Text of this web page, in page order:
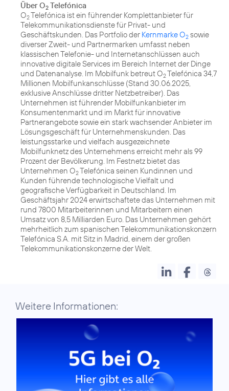
Über O2 Telefónica
O2Telefónica ist ein führender Komplettanbieter für
Telekommunikationsdienste für Privat- und
Geschäftskunden. Das Portfolio der Kernmarke O2 sowie
diverser Zweit- und Partnermarken umfasst neben
klassischen Telefonie- und Internetanschlüssen auch
innovative digitale Services im Bereich Internet der Dinge
und Datenanalyse. Im Mobilfunk betreut O2Telefónica 34,7
Millionen Mobilfunkanschlüsse (Stand 30.06.2025,
exklusive Anschlüsse dritter Netzbetreiber). Das
Unternehmen ist führender Mobilfunkanbieter im
Konsumentenmarkt und im Markt für innovative
Partnerangebote sowie ein stark wachsender Anbieter im
Lösungsgeschäft für Unternehmenskunden. Das
leistungsstarke und vielfach ausgezeichnete
Mobilfunknetz des Unternehmens erreicht mehr als 99
Prozent der Bevölkerung. Im Festnetz bietet das
Unternehmen O2Telefónica seinen Kundinnen und
Kunden führende technologische Vielfalt und
geografische Verfügbarkeit in Deutschland. Im
Geschäftsjahr 2024 erwirtschaftete das Unternehmen mit
rund 7800 Mitarbeiterinnen und Mitarbeitern einen
Umsatz von 8,5 Milliarden Euro. Das Unternehmen gehört
mehrheitlich zum spanischen Telekommunikationskonzern
Telefónica S.A. mit Sitz in Madrid, einem der großen
Weitere Informationen: